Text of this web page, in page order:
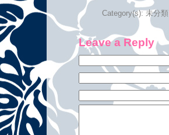
Category(s):未分類
Leave a Reply